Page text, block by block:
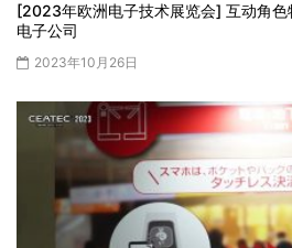
[2023年欧洲电子技术展览会] 互动角色
电子公司
2023年10月26日